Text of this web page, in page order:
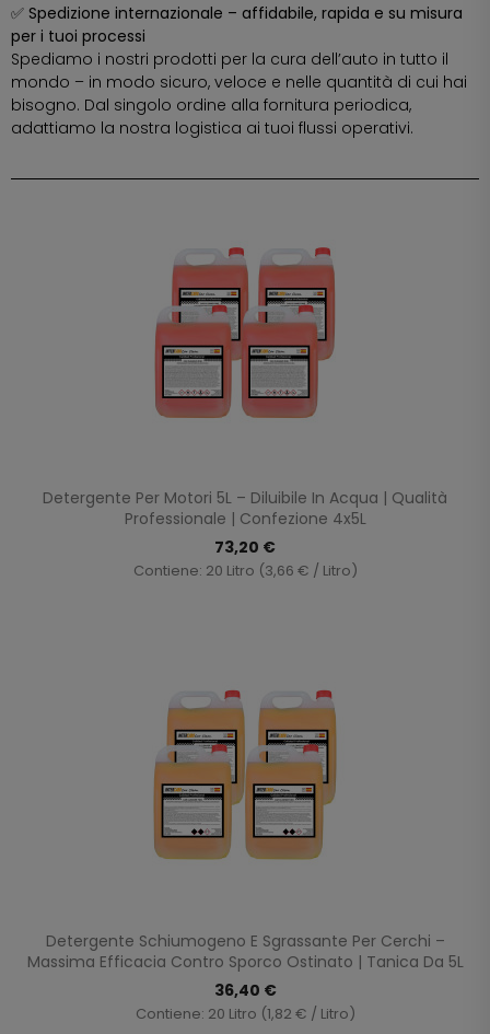
✅ Spedizione internazionale – affidabile, rapida e su misura
per i tuoi processi
Spediamo i nostri prodotti per la cura dell’auto in tutto il
mondo – in modo sicuro, veloce e nelle quantità di cui hai
bisogno. Dal singolo ordine alla fornitura periodica,
adattiamo la nostra logistica ai tuoi flussi operativi.
Detergente Per Motori 5L – Diluibile In Acqua | Qualità
Professionale | Confezione 4x5L
73,20 €
Contiene: 20 Litro (3,66 € / Litro)
Detergente Schiumogeno E Sgrassante Per Cerchi –
Massima Efficacia Contro Sporco Ostinato | Tanica Da 5L
36,40 €
Contiene: 20 Litro (1,82 € / Litro)